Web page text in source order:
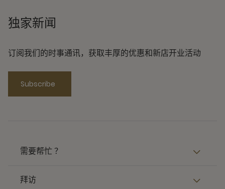
独家新闻
订阅我们的时事通讯，获取丰厚的优惠和新店开业活动
Subscribe
需要帮忙 ？
拜访